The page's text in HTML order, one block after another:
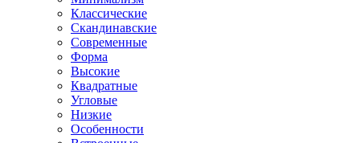
Классические
Скандинавские
Современные
Форма
Высокие
Квадратные
Угловые
Низкие
Особенности